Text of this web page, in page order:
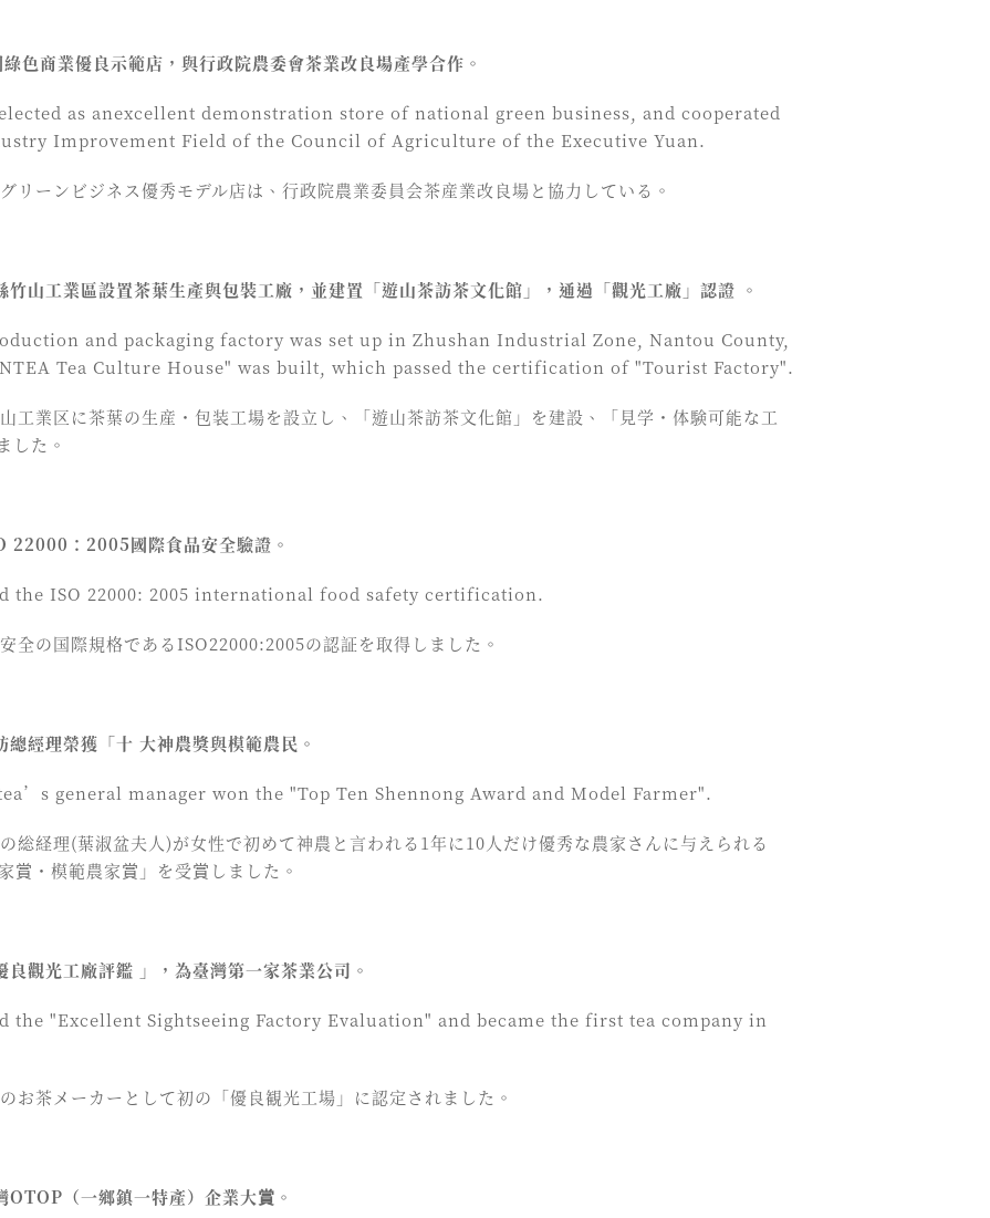
色商業優良示範店，與行政院農委會茶業改良場產學合作。
as anexcellent demonstration store of national green business, and cooperated
Improvement Field of the Council of Agriculture of the Executive Yuan.
リーンビジネス優秀モデル店は、行政院農業委員会茶産業改良場と協力している。
山工業區設置茶葉生產與包裝工廠，並建置「遊山茶訪茶文化館」，通過「觀光工廠」認證 。
and packaging factory was set up in Zhushan Industrial Zone, Nantou County,
Tea Culture House" was built, which passed the certification of "Tourist Factory".
工業区に茶葉の生産・包装工場を設立し、「遊山茶訪茶文化館」を建設、「見学・体験可能な工
した。
22000：2005國際食品安全驗證。
the ISO 22000: 2005 international food safety certification.
全の国際規格であるISO22000:2005の認証を取得しました。
經理榮獲「十 大神農獎與模範農民。
general manager won the "Top Ten Shennong Award and Model Farmer".
総経理(葉淑盆夫人)が女性で初めて神農と言われる1年に10人だけ優秀な農家さんに与えられる
賞・模範農家賞」を受賞しました。
觀光工廠評鑑 」，為臺灣第一家茶業公司。
the "Excellent Sightseeing Factory Evaluation" and became the first tea company in
お茶メーカーとして初の「優良観光工場」に認定されました。
（一鄉鎮一特產）企業大賞。